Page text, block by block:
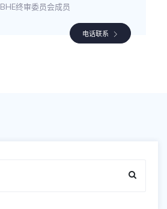
BHE终审委员会成员
电话联系